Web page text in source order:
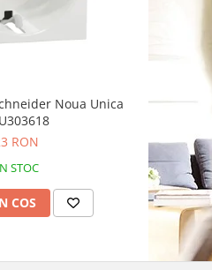
Noua Unica
NU303618
RON
STOC
COS
Priza